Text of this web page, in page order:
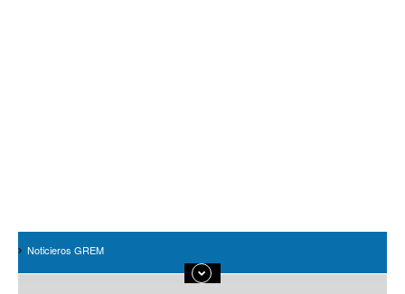
Noticieros GREM